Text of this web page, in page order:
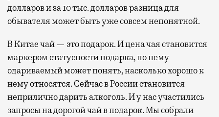
долларов и за 10 тыс. долларов разница для
обывателя может быть уже совсем непонятной.
В Китае чай — это подарок. И цена чая становится
маркером статусности подарка, по нему
одариваемый может понять, насколько хорошо к
нему относятся. Сейчас в России становится
неприлично дарить алкоголь. И у нас участились
запросы на дорогой чай в подарок. Мы собрали